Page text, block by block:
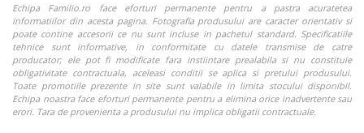
Echipa Familio.ro face eforturi permanente pentru a pastra acuratetea
informatiilor din acesta pagina. Fotografia produsului are caracter orientativ si
poate contine accesorii ce nu sunt incluse in pachetul standard. Specificatiile
tehnice sunt informative, in conformitate cu datele transmise de catre
producator; ele pot fi modificate fara instiintare prealabila si nu constituie
obligativitate contractuala, aceleasi conditii se aplica si pretului produsului.
Toate promotiile prezente in site sunt valabile in limita stocului disponibil.
Echipa noastra face eforturi permanente pentru a elimina orice inadvertente sau
erori. Tara de provenienta a produsului nu implica obligatii contractuale.